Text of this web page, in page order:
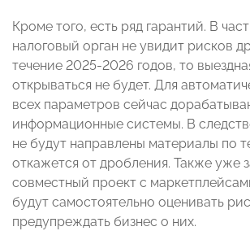
Кроме того, есть ряд гарантий. В
налоговый орган не увидит рисков
течение 2025-2026 годов, то
открываться не будет. Для
всех параметров сейчас
информационные системы. В
не будут направлены материалы по
откажется от дробления. Также уже
совместный проект с
будут самостоятельно оценивать
предупреждать бизнес о них.